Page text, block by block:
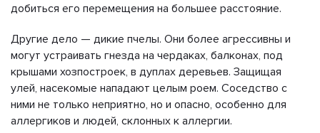
добиться его перемещения на большее расстояние.
Другие дело — дикие пчелы. Они более агрессивны и
могут устраивать гнезда на чердаках, балконах, под
крышами хозпостроек, в дуплах деревьев. Защищая
улей, насекомые нападают целым роем. Соседство с
ними не только неприятно, но и опасно, особенно для
аллергиков и людей, склонных к аллергии.